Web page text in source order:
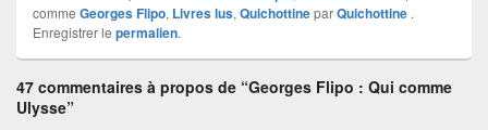
comme Georges Flipo, Livres lus, QuichottineparQuichottine .
Enregistrer le permalien.
47 commentaires à propos de “Georges Flipo : Qui comme
Ulysse”